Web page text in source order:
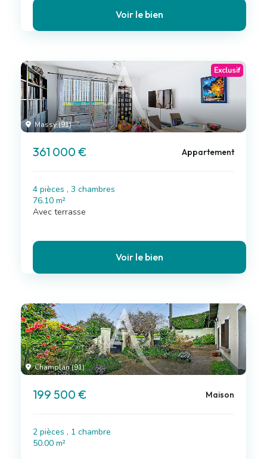
Voir le bien
Massy (91)
Exclusif
361 000 € Appartement
4 pièces , 3 chambres
76.10 m²
Avec terrasse
Voir le bien
Champlan (91)
199 500 € Maison
2 pièces , 1 chambre
50.00 m²